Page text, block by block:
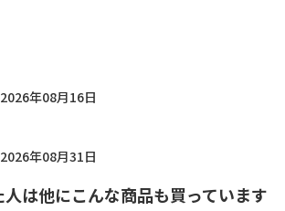
年08月16日
年08月31日
は他にこんな商品も買っています